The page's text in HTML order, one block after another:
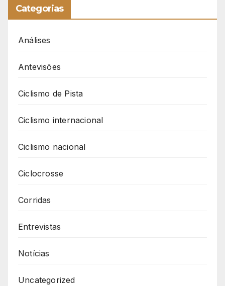
Categorias
Análises
Antevisões
Ciclismo de Pista
Ciclismo internacional
Ciclismo nacional
Ciclocrosse
Corridas
Entrevistas
Notícias
Uncategorized